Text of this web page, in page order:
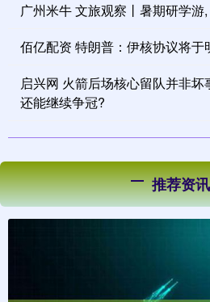
广州米牛 文旅观察丨暑期研学游,
佰亿配资 特朗普：伊核协议将于
启兴网 火箭后场核心留队并非
还能继续争冠?
推荐资讯